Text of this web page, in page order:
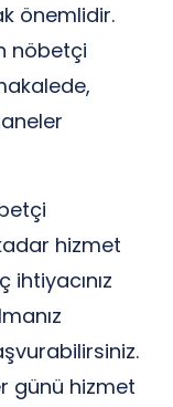
önemlidir.
nöbetçi
hizmet
günü hizmet